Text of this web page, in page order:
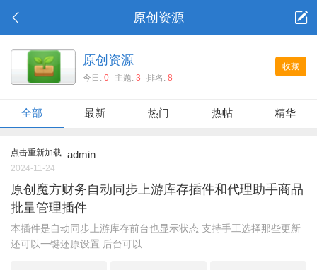
原创资源
收藏
原创资源
今日:0 主题:3 排名:8
全部 最新 热门 热帖 精华
点击重新加载 admin
2024-11-24
原创魔方财务自动同步上游库存插件和代理助手商品
批量管理插件
本插件是自动同步上游库存前台也显示状态 支持手工选择那些更新
还可以一键还原设置 后台可以 ...